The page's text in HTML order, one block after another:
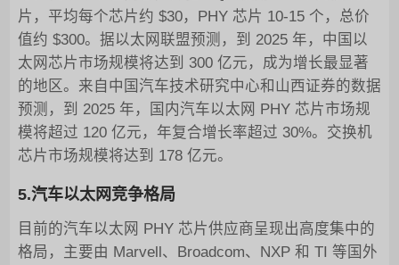
片，平均每个芯片约 $30，PHY 芯片 10-15 个，总价
值约 $300。据以太网联盟预测，到 2025 年，中国以
太网芯片市场规模将达到 300 亿元，成为增长最显著
的地区。来自中国汽车技术研究中心和山西证券的数据
预测，到 2025 年，国内汽车以太网 PHY 芯片市场规
模将超过 120 亿元，年复合增长率超过 30%。交换机
芯片市场规模将达到 178 亿元。
5.汽车以太网竞争格局
目前的汽车以太网 PHY 芯片供应商呈现出高度集中的
格局，主要由 Marvell、Broadcom、NXP 和 TI 等国外